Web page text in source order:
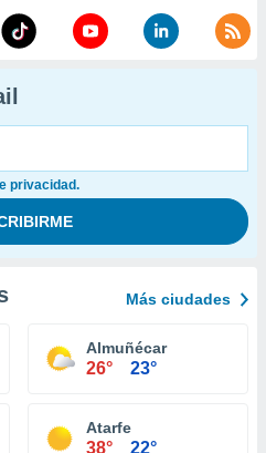
privacidad.
Más ciudades
Almuñécar
26° 23°
Atarfe
38° 22°